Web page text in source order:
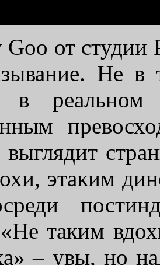
Goo от
Не в
в
выглядит
этаким
таким
– увы, но